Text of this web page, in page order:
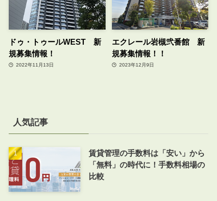
ドゥ・トゥールWEST 新
規募集情報！
2022年11月13日
エクレール岩槻弐番館 新
規募集情報！！
2023年12月9日
人気記事
賃貸管理の手数料は「安い」から
「無料」の時代に！手数料相場の
比較